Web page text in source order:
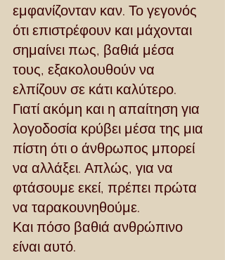
εμφανίζονταν καν. Το γεγονός
ότι επιστρέφουν και μάχονται
σημαίνει πως, βαθιά μέσα
τους, εξακολουθούν να
ελπίζουν σε κάτι καλύτερο.
Γιατί ακόμη και η απαίτηση για
λογοδοσία κρύβει μέσα της μια
πίστη ότι ο άνθρωπος μπορεί
να αλλάξει. Απλώς, για να
φτάσουμε εκεί, πρέπει πρώτα
να ταρακουνηθούμε.
Και πόσο βαθιά ανθρώπινο
είναι αυτό.